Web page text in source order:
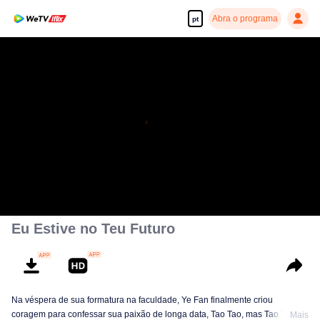
pt Abra o programa
Eu Estive no Teu Futuro
Na véspera de sua formatura na faculdade, Ye Fan finalmente criou
coragem para confessar sua paixão de longa data, Tao Tao, mas Tao TaoMais